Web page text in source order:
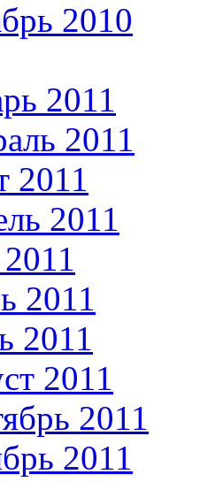
2010
2011
2011
2011
2011
2011
2011
2011
2011
2011